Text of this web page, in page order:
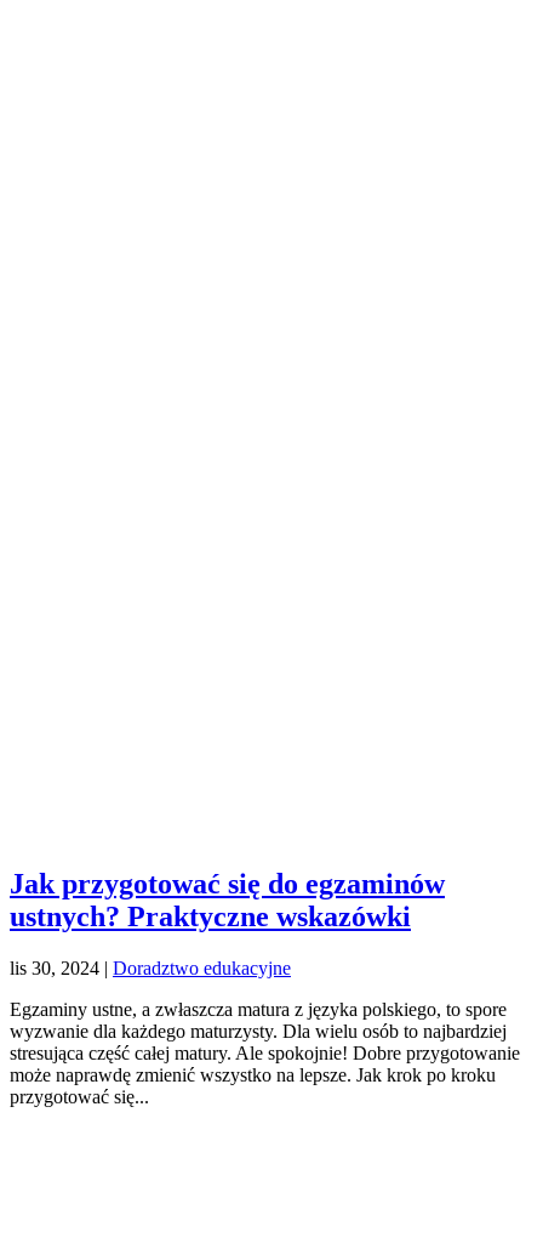
Jak przygotować się do egzaminów
ustnych? Praktyczne wskazówki
lis 30, 2024 | Doradztwo edukacyjne
Egzaminy ustne, a zwłaszcza matura z języka polskiego, to spore
wyzwanie dla każdego maturzysty. Dla wielu osób to najbardziej
stresująca część całej matury. Ale spokojnie! Dobre przygotowanie
może naprawdę zmienić wszystko na lepsze. Jak krok po kroku
przygotować się...